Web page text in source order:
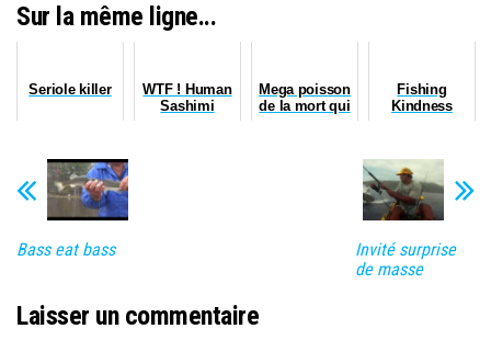
Sur la même ligne...
Seriole killer
WTF ! Human
Sashimi
Mega poisson
de la mort qui
Fishing
Kindness
Bass eat bass
Invité surprise
de masse
Laisser un commentaire